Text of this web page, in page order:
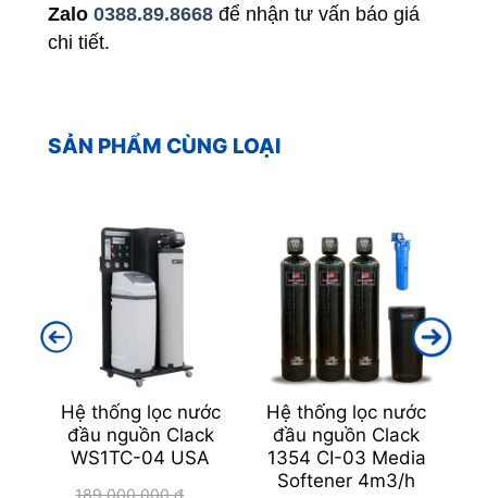
Zalo 0388.89.8668 để nhận tư vấn báo giá
chi tiết.
SẢN PHẨM CÙNG LOẠI
Hệ thống lọc nước
đầu nguồn Clack
WS1TC-04 USA
Hệ thống lọc nước
đầu nguồn Clack
1354 CI-03 Media
Softener 4m3/h